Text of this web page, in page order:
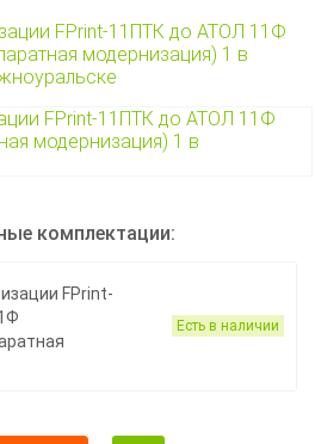
комплектации:
FPrint-
Есть в наличии